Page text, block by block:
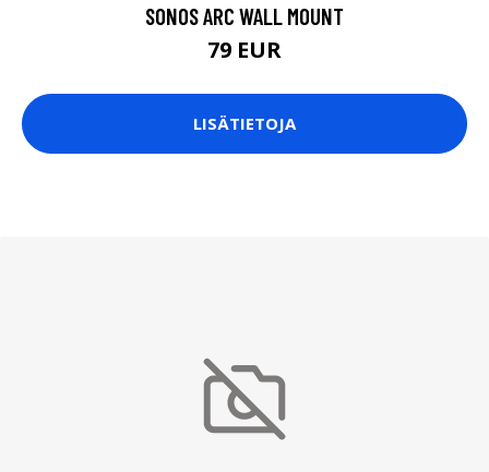
SONOS ARC WALL MOUNT
79 EUR
LISÄTIETOJA